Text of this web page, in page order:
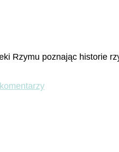
Rzymu poznając
do